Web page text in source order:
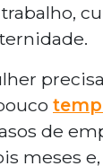
de
meses